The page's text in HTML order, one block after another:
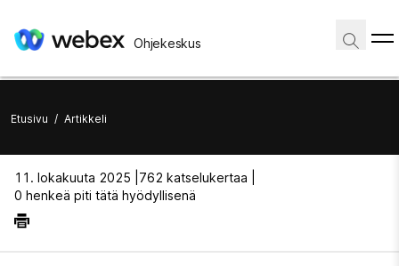
Ohjekeskus
Etusivu / Artikkeli
11. lokakuuta 2025 | 762 katselukertaa |
0 henkeä piti tätä hyödyllisenä